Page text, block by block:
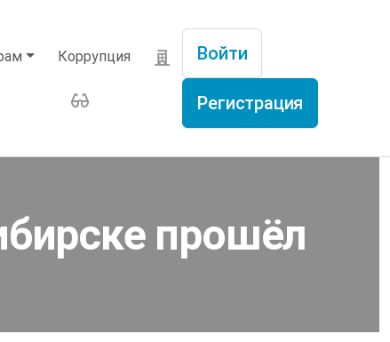
Коррупция
Меню учётной записи
Войти
Регистрация
прошёл